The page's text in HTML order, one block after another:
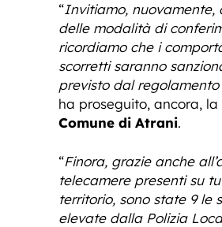
“Invitiamo, nuovamente,
delle modalità di
ricordiamo che i
scorretti saranno
previsto dal
ha proseguito, ancora,
Comune di Atrani.
“Finora, grazie anche
telecamere presenti su
territorio, sono state 9 le
elevate dalla Polizia